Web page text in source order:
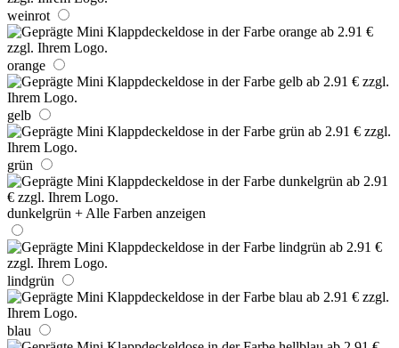
weinrot
orange
gelb
grün
dunkelgrün + Alle Farben anzeigen
lindgrün
blau